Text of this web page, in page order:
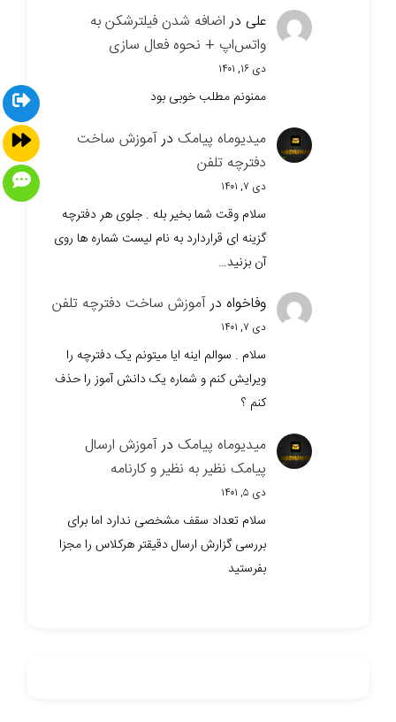
علی دراضافه شدن فیلترشکن به
واتس‌اپ + نحوه فعال سازی
دی ۱۶, ۱۴۰۱
ممنونم مطلب خوبی بود
میدیوماه پیامک درآموزش ساخت
دفترچه تلفن
دی ۷, ۱۴۰۱
سلام وقت شما بخیر بله . جلوی هر دفترچه
گزینه ای قراردارد به نام لیست شماره ها روی
آن بزنید…
وفاخواه درآموزش ساخت دفترچه تلفن
دی ۷, ۱۴۰۱
سلام . سوالم اینه ایا میتونم یک دفترچه را
ویرایش کنم و شماره یک دانش آموز را حذف
کنم ؟
میدیوماه پیامک درآموزش ارسال
پیامک نظیر به نظیر و کارنامه
دی ۵, ۱۴۰۱
سلام تعداد سقف مشخصی ندارد اما برای
بررسی گزارش ارسال دقیقتر هرکلاس را مجزا
بفرستید